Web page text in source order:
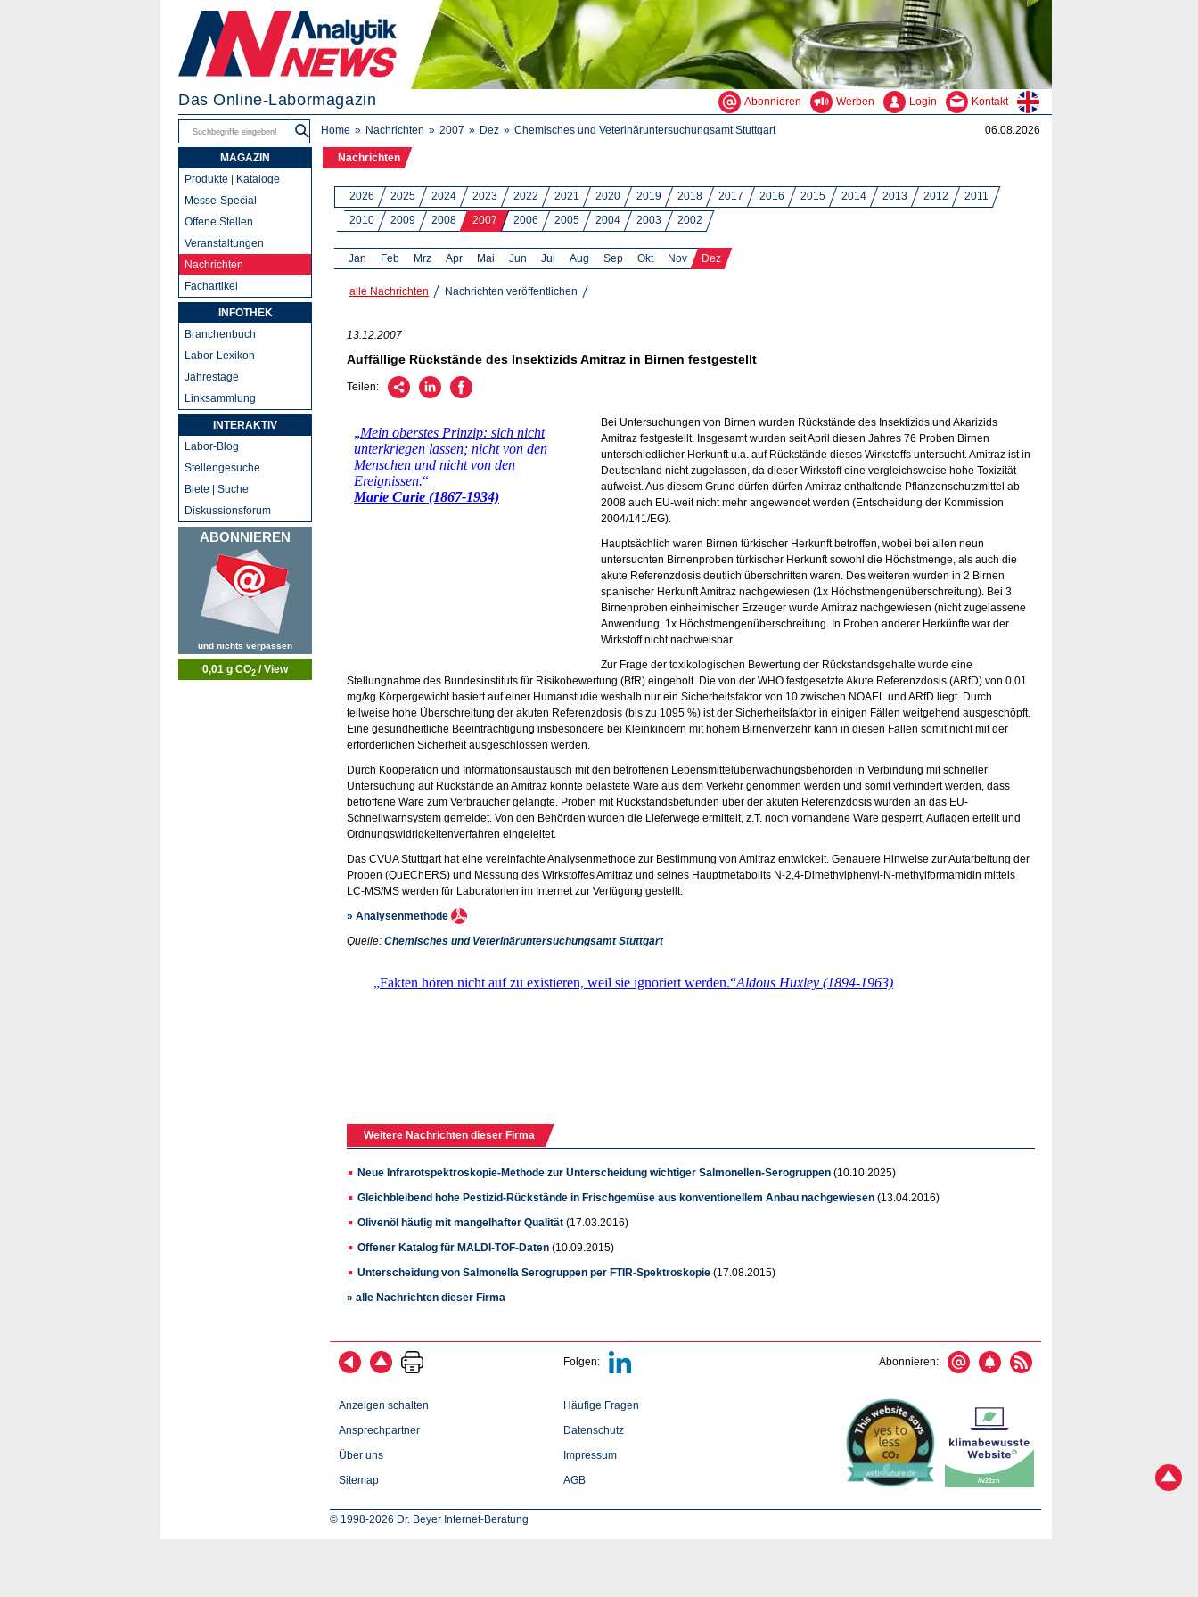
Das Online-Labormagazin Abonnieren Werben Login Kontakt
Home Nachrichten 2007 Dez Chemisches und Veterinäruntersuchungsamt Stuttgart 06.08.2026
Nachrichten
2026 2025 2024 2023 2022 2021 2020 2019 2018 2017 2016 2015 2014 2013 2012
2011
2010
2009 2008 2007 2006 2005 2004 2003 2002
Jan Feb Mrz Apr Mai Jun Jul Aug Sep Okt Nov Dez
alle Nachrichten Nachrichten veröffentlichen
13.12.2007
Auffällige Rückstände des Insektizids Amitraz in Birnen festgestellt
Teilen:
Bei Untersuchungen von Birnen wurden Rückstände des Insektizids und Akarizids
Amitraz festgestellt. Insgesamt wurden seit April diesen Jahres 76 Proben Birnen
unterschiedlicher Herkunft u.a. auf Rückstände dieses Wirkstoffs untersucht. Amitraz ist in
Deutschland nicht zugelassen, da dieser Wirkstoff eine vergleichsweise hohe Toxizität
aufweist. Aus diesem Grund dürfen dürfen Amitraz enthaltende Pflanzenschutzmittel ab
2008 auch EU-weit nicht mehr angewendet werden (Entscheidung der Kommission
2004/141/EG).
Hauptsächlich waren Birnen türkischer Herkunft betroffen, wobei bei allen neun
untersuchten Birnenproben türkischer Herkunft sowohl die Höchstmenge, als auch die
akute Referenzdosis deutlich überschritten waren. Des weiteren wurden in 2 Birnen
spanischer Herkunft Amitraz nachgewiesen (1x Höchstmengenüberschreitung). Bei 3
Birnenproben einheimischer Erzeuger wurde Amitraz nachgewiesen (nicht zugelassene
Anwendung, 1x Höchstmengenüberschreitung. In Proben anderer Herkünfte war der
Wirkstoff nicht nachweisbar.
Zur Frage der toxikologischen Bewertung der Rückstandsgehalte wurde eine
Stellungnahme des Bundesinstituts für Risikobewertung (BfR) eingeholt. Die von der WHO festgesetzte Akute Referenzdosis (ARfD) von 0,01
mg/kg Körpergewicht basiert auf einer Humanstudie weshalb nur ein Sicherheitsfaktor von 10 zwischen NOAEL und ARfD liegt. Durch
teilweise hohe Überschreitung der akuten Referenzdosis (bis zu 1095 %) ist der Sicherheitsfaktor in einigen Fällen weitgehend ausgeschöpft.
Eine gesundheitliche Beeinträchtigung insbesondere bei Kleinkindern mit hohem Birnenverzehr kann in diesen Fällen somit nicht mit der
erforderlichen Sicherheit ausgeschlossen werden.
Durch Kooperation und Informationsaustausch mit den betroffenen Lebensmittelüberwachungsbehörden in Verbindung mit schneller
Untersuchung auf Rückstände an Amitraz konnte belastete Ware aus dem Verkehr genommen werden und somit verhindert werden, dass
betroffene Ware zum Verbraucher gelangte. Proben mit Rückstandsbefunden über der akuten Referenzdosis wurden an das EU-
Schnellwarnsystem gemeldet. Von den Behörden wurden die Lieferwege ermittelt, z.T. noch vorhandene Ware gesperrt, Auflagen erteilt und
Ordnungswidrigkeitenverfahren eingeleitet.
Das CVUA Stuttgart hat eine vereinfachte Analysenmethode zur Bestimmung von Amitraz entwickelt. Genauere Hinweise zur Aufarbeitung der
Proben (QuEChERS) und Messung des Wirkstoffes Amitraz und seines Hauptmetabolits N-2,4-Dimethylphenyl-N-methylformamidin mittels
LC-MS/MS werden für Laboratorien im Internet zur Verfügung gestellt.
» Analysenmethode
Quelle: Chemisches und Veterinäruntersuchungsamt Stuttgart
Weitere Nachrichten dieser Firma
Neue Infrarotspektroskopie-Methode zur Unterscheidung wichtiger Salmonellen-Serogruppen (10.10.2025)
Gleichbleibend hohe Pestizid-Rückstände in Frischgemüse aus konventionellem Anbau nachgewiesen (13.04.2016)
Olivenöl häufig mit mangelhafter Qualität (17.03.2016)
Offener Katalog für MALDI-TOF-Daten (10.09.2015)
Unterscheidung von Salmonella Serogruppen per FTIR-Spektroskopie (17.08.2015)
» alle Nachrichten dieser Firma
Folgen: Abonnieren:
Anzeigen schalten
Ansprechpartner
Über uns
Sitemap
Häufige Fragen
Datenschutz
Impressum
AGB
© 1998-2026 Dr. Beyer Internet-Beratung
MAGAZIN
Produkte | Kataloge
Messe-Special
Offene Stellen
Veranstaltungen
Nachrichten
Fachartikel
INFOTHEK
Branchenbuch
Labor-Lexikon
Jahrestage
Linksammlung
INTERAKTIV
Labor-Blog
Stellengesuche
Biete | Suche
Diskussionsforum
ABONNIEREN
und nichts verpassen
0,01 g CO2 / View